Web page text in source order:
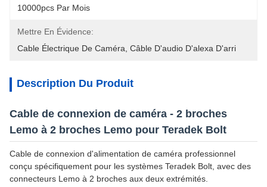
10000pcs Par Mois
Mettre En Évidence:
Cable Électrique De Caméra Câble D'audio D'alexa D'arri
Description Du Produit
Cable de connexion de caméra - 2 broches
Lemo à 2 broches Lemo pour Teradek Bolt
Cable de connexion d'alimentation de caméra professionnel
conçu spécifiquement pour les systèmes Teradek Bolt, avec des
connecteurs Lemo à 2 broches aux deux extrémités.